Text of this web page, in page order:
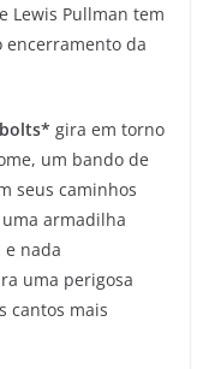
Lewis Pullman tem
encerramento da
gira em torno
um bando de
seus caminhos
armadilha
nada
uma perigosa
cantos mais